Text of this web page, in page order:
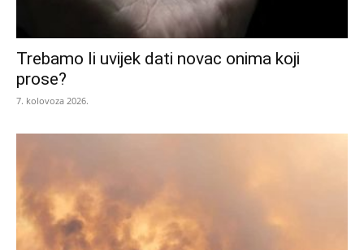
Trebamo li uvijek dati novac onima koji
prose?
7. kolovoza 2026.